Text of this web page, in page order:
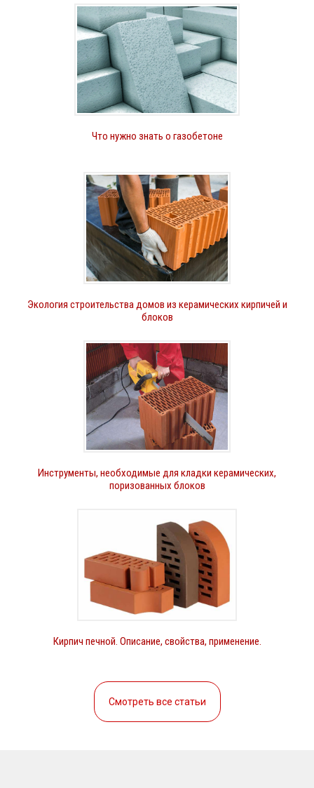
Что нужно знать о газобетоне
Экология строительства домов из керамических кирпичей и
блоков
Инструменты, необходимые для кладки керамических,
поризованных блоков
Кирпич печной. Описание, свойства, применение.
Смотреть все статьи